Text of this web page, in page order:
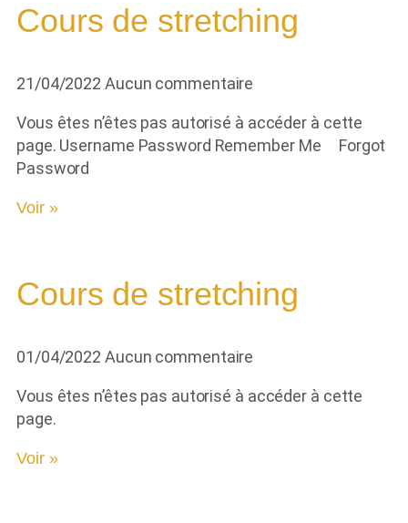
Cours de stretching
21/04/2022 Aucun commentaire
Vous êtes n’êtes pas autorisé à accéder à cette
page. Username Password Remember Me Forgot
Password
Voir »
Cours de stretching
01/04/2022 Aucun commentaire
Vous êtes n’êtes pas autorisé à accéder à cette
page.
Voir »